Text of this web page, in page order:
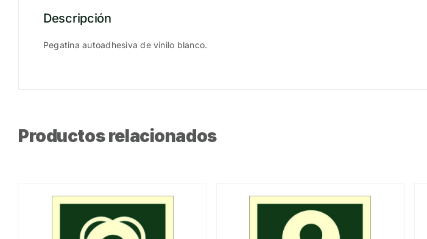
Descripción
Pegatina autoadhesiva de vinilo blanco.
Productos relacionados